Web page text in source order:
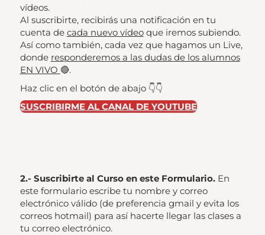
vídeos.
Al suscribirte, recibirás una notificación en tu
cuenta de cada nuevo vídeoque iremos subiendo.
Así como también, cada vez que hagamos un Live,
donde responderemos a las dudas de los alumnos
EN VIVO 🔴.
Haz clic en el botón de abajo 👇👇
SUSCRIBIRME AL CANAL DE YOUTUBE
2.- Suscribirte al Curso en este Formulario. En
este formulario escribe tu nombre y correo
electrónico válido (de preferencia gmail y evita los
correos hotmail) para así hacerte llegar las clases a
tu correo electrónico.